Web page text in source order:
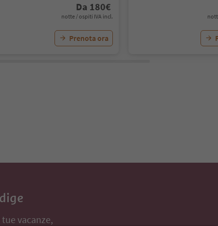
Da 180€
notte / ospiti IVA incl.
Prenota ora
vacanze,